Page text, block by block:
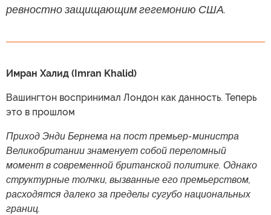
ревностно защищающим гегемонию США.
Имран Халид (Imran Khalid)
Вашингтон воспринимал Лондон как данность. Теперь
это в прошлом
Приход Энди Бернема на пост премьер-министра
Великобритании знаменует собой переломный
момент в современной британской политике. Однако
структурные толчки, вызванные его премьерством,
расходятся далеко за пределы сугубо национальных
границ.